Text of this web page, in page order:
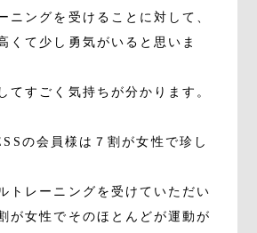
ニングを受けることに対して、
くて少し勇気がいると思いま
てすごく気持ちが分かります。
の会員様は７割が女性で珍し
トレーニングを受けていただい
が女性でそのほとんどが運動が